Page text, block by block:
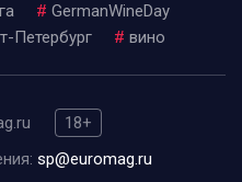
# GermanWineDay
Петербург # вино
18+
sp@euromag.ru